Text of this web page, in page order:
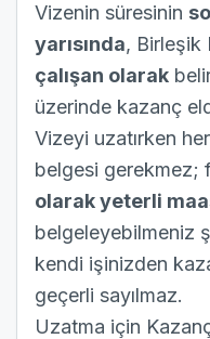
Vizenin süresinin
yarısında, Birleşik
çalışan olarak
üzerinde kazanç
Vizeyi uzatırken
belgesi gerekmez;
olarak yeterli maaş
belgeleyebilmeniz
kendi işinizden
geçerli sayılmaz.
Uzatma için